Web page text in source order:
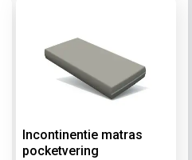
Incontinentie matras
pocketvering